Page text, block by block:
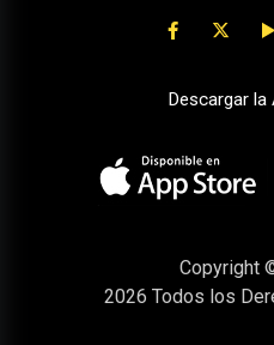
Descargar la
Copyright
2026 Todos los